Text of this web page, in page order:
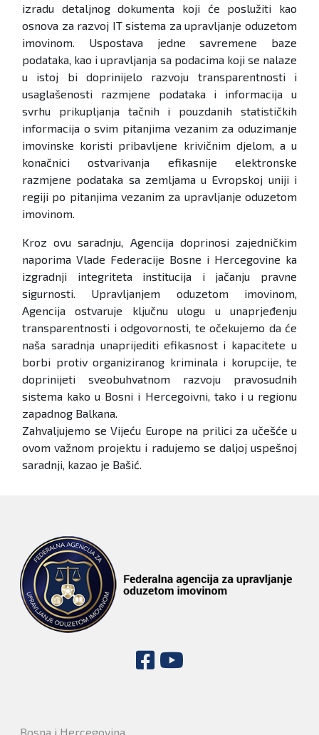
izradu detaljnog dokumenta koji će poslužiti kao
osnova za razvoj IT sistema za upravljanje oduzetom
imovinom. Uspostava jedne savremene baze
podataka, kao i upravljanja sa podacima koji se nalaze
u istoj bi doprinijelo razvoju transparentnosti i
usaglašenosti razmjene podataka i informacija u
svrhu prikupljanja tačnih i pouzdanih statističkih
informacija o svim pitanjima vezanim za oduzimanje
imovinske koristi pribavljene krivičnim djelom, a u
konačnici ostvarivanja efikasnije elektronske
razmjene podataka sa zemljama u Evropskoj uniji i
regiji po pitanjima vezanim za upravljanje oduzetom
imovinom.
Kroz ovu saradnju, Agencija doprinosi zajedničkim
naporima Vlade Federacije Bosne i Hercegovine ka
izgradnji integriteta institucija i jačanju pravne
sigurnosti. Upravljanjem oduzetom imovinom,
Agencija ostvaruje ključnu ulogu u unaprjeđenju
transparentnosti i odgovornosti, te očekujemo da će
naša saradnja unaprijediti efikasnost i kapacitete u
borbi protiv organiziranog kriminala i korupcije, te
doprinijeti sveobuhvatnom razvoju pravosudnih
sistema kako u Bosni i Hercegoivni, tako i u regionu
zapadnog Balkana.
Zahvaljujemo se Vijeću Europe na prilici za učešće u
ovom važnom projektu i radujemo se daljoj uspešnoj
saradnji, kazao je Bašić.
Bosna i Hercegovina